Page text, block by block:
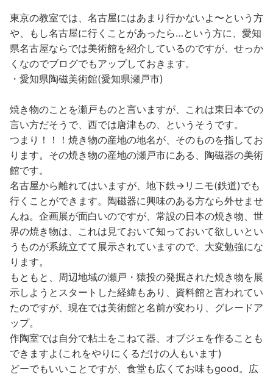
東京の教室では、名古屋にはあまり行かないよ〜という方
や、もし名古屋に行くことがあったら…という方に、愛知
県名古屋ならでは美術館を紹介しているのですが、せっか
くなのでブログでもアップしておきます。
・愛知県陶磁美術館(愛知県瀬戸市)
焼き物のことを瀬戸ものと言いますが、これは東日本での
言い方だそうで、西では唐津もの、というそうです。
つまり！！！焼き物の産地の地名が、そのものを指してお
ります。その焼き物の産地の瀬戸市にある、陶磁器の美術
館です。
名古屋から離れてはいますが、地下鉄→リニモ(鉄道)でも
行くことができます。陶磁器に興味のある方なら外せませ
んね。企画展が面白いのですが、常設の日本の焼き物、世
界の焼き物は、これは見ておいて知っておいて欲しいとい
うものが系統立てて展示されていますので、大変勉強にな
ります。
もともと、周辺地域の瀬戸・猿投の発掘された焼き物を展
示しようとスタートした経緯もあり、資料館と言われてい
たのですが、現在では美術館と名前が変わり、グレードア
ップ。
作陶室では自分で粘土をこねて器、オブジェを作ることも
できますよ(これをやりにくるだけの人もいます)
どーでもいいことですが、食堂も広くてお味もgood。広